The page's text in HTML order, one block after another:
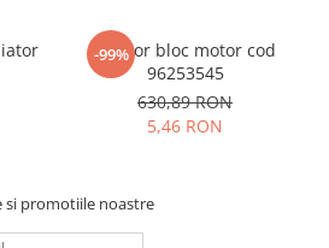
-99%
Senzor bloc motor cod
96253545
630,89 RON
5,46 RON
si promotiile noastre